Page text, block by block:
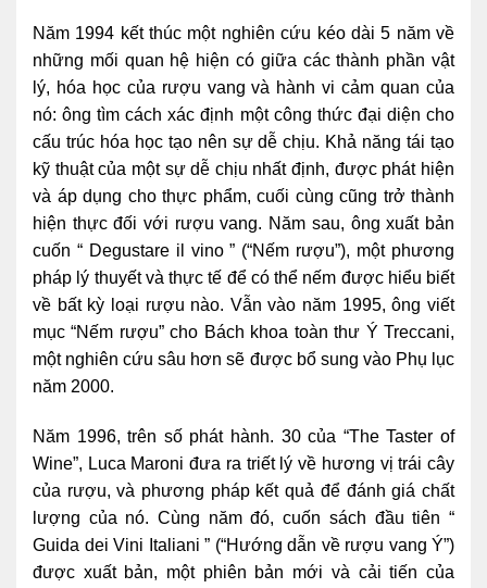
Năm 1994 kết thúc một nghiên cứu kéo dài 5 năm về
những mối quan hệ hiện có giữa các thành phần vật
lý, hóa học của rượu vang và hành vi cảm quan của
nó: ông tìm cách xác định một công thức đại diện cho
cấu trúc hóa học tạo nên sự dễ chịu. Khả năng tái tạo
kỹ thuật của một sự dễ chịu nhất định, được phát hiện
và áp dụng cho thực phẩm, cuối cùng cũng trở thành
hiện thực đối với rượu vang. Năm sau, ông xuất bản
cuốn “ Degustare il vino ” (“Nếm rượu”), một phương
pháp lý thuyết và thực tế để có thể nếm được hiểu biết
về bất kỳ loại rượu nào. Vẫn vào năm 1995, ông viết
mục “Nếm rượu” cho Bách khoa toàn thư Ý Treccani,
một nghiên cứu sâu hơn sẽ được bổ sung vào Phụ lục
năm 2000.
Năm 1996, trên số phát hành. 30 của “The Taster of
Wine”, Luca Maroni đưa ra triết lý về hương vị trái cây
của rượu, và phương pháp kết quả để đánh giá chất
lượng của nó. Cùng năm đó, cuốn sách đầu tiên “
Guida dei Vini Italiani ” (“Hướng dẫn về rượu vang Ý”)
được xuất bản, một phiên bản mới và cải tiến của